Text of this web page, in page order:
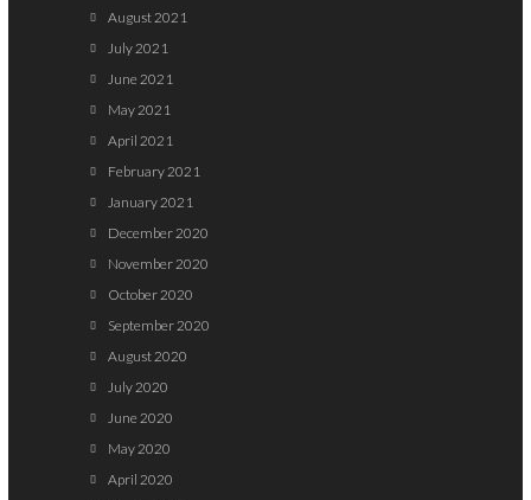
August 2021
July 2021
June 2021
May 2021
April 2021
February 2021
January 2021
December 2020
November 2020
October 2020
September 2020
August 2020
July 2020
June 2020
May 2020
April 2020